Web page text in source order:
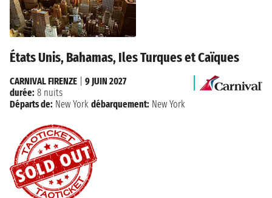
États Unis, Bahamas, Iles Turques et Caïques
CARNIVAL FIRENZE
9 JUIN 2027
durée: 8 nuits
Départs de: New York débarquement: New York